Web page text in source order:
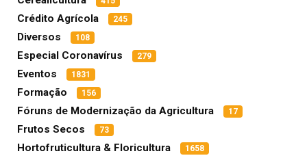
Crédito Agrícola 245
Diversos 108
Especial Coronavírus 279
Eventos 1831
Formação 156
Fóruns de Modernização da Agricultura 17
Frutos Secos 73
Hortofruticultura & Floricultura 1658